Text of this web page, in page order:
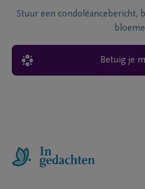
Stuur een condoléancebericht,
Betuig je